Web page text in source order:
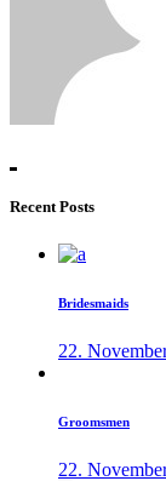
Recent Posts
Bridesmaids
22.
Groomsmen
22.